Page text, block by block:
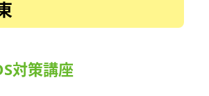
対策講座